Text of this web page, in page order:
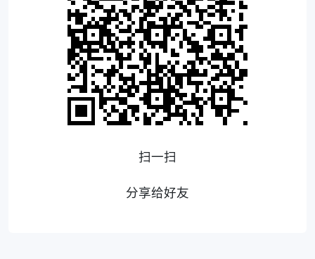
扫一扫
分享给好友